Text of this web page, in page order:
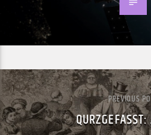
PREVIOUS